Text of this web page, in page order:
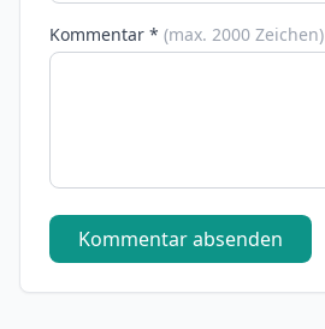
Kommentar * (max. 2000 Zeichen)
Kommentar absenden